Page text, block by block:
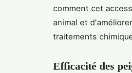
comment cet
animal et
traitements
Efficacité des